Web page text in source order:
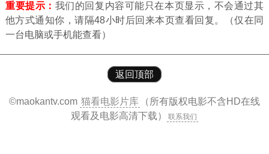
重要提示： 我们的回复内容可能只在本页显示，不会通过其
他方式通知你，请隔48小时后回来本页查看回复。（仅在同
一台电脑或手机能查看）
返回顶部
©maokantv.com 猫看电影片库
（所有版权电影不含HD在线
观看及电影高清下载）
联系我们